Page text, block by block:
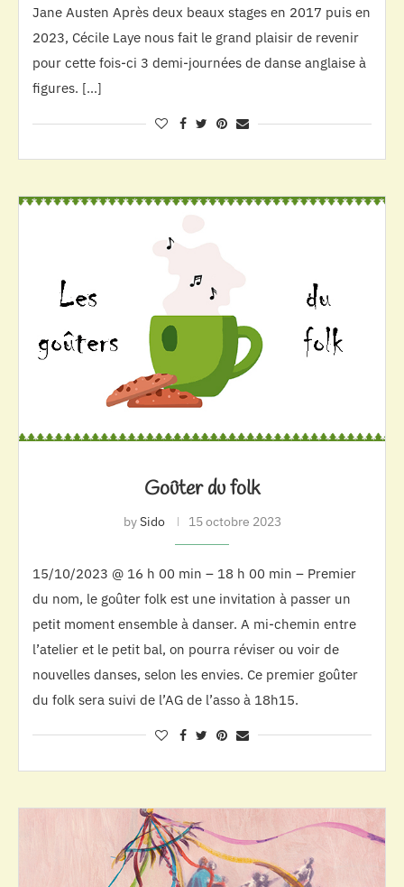
Jane Austen Après deux beaux stages en 2017 puis en
2023, Cécile Laye nous fait le grand plaisir de revenir
pour cette fois-ci 3 demi-journées de danse anglaise à
figures. […]
Goûter du folk
bySido 15 octobre 2023
15/10/2023 @ 16 h 00 min – 18 h 00 min – Premier
du nom, le goûter folk est une invitation à passer un
petit moment ensemble à danser. A mi-chemin entre
l’atelier et le petit bal, on pourra réviser ou voir de
nouvelles danses, selon les envies. Ce premier goûter
du folk sera suivi de l’AG de l’asso à 18h15.